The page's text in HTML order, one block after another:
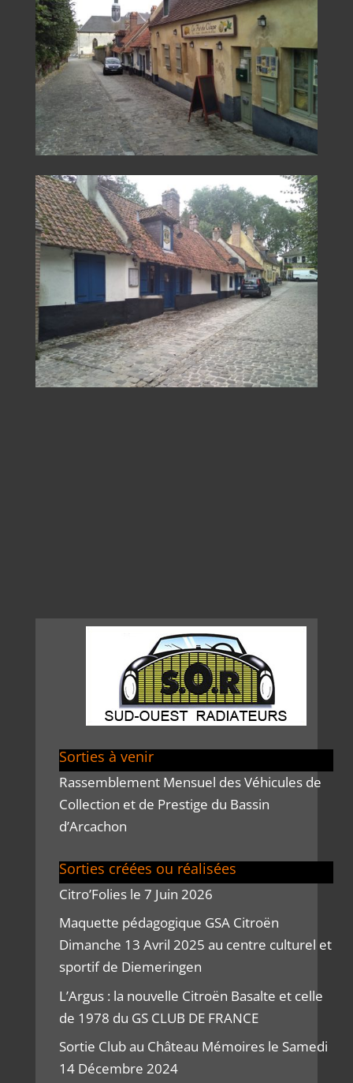
Sorties à venir
Rassemblement Mensuel des Véhicules de
Collection et de Prestige du Bassin
d’Arcachon
Sorties créées ou réalisées
Citro’Folies le 7 Juin 2026
Maquette pédagogique GSA Citroën
Dimanche 13 Avril 2025 au centre culturel et
sportif de Diemeringen
L’Argus : la nouvelle Citroën Basalte et celle
de 1978 du GS CLUB DE FRANCE
Sortie Club au Château Mémoires le Samedi
14 Décembre 2024